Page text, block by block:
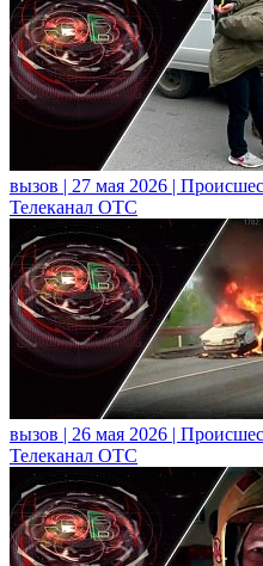
вызов | 27 мая 2026 |
Телеканал ОТС
вызов | 26 мая 2026 |
Телеканал ОТС